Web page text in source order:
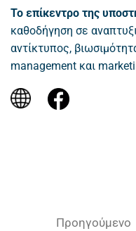
Το επίκεντρο της
καθοδήγηση σε
αντίκτυπος,
management και
Προηγούμενο